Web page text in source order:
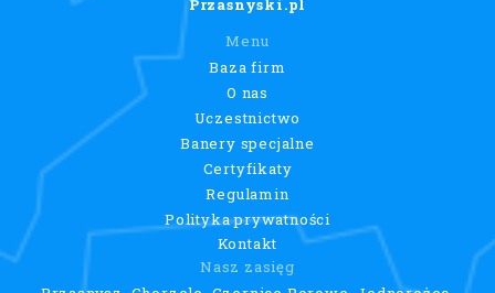
Przasnyski.pl
Menu
Baza firm
O nas
Uczestnictwo
Banery specjalne
Certyfikaty
Regulamin
Polityka prywatności
Kontakt
Nasz zasięg